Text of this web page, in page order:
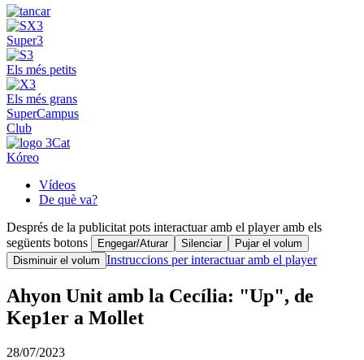
Super3
Els més petits
Els més grans
SuperCampus
Club
Kóreo
Vídeos
De què va?
Després de la publicitat pots interactuar amb el player amb els
següents botons
Engegar/Aturar Silenciar
Pujar el volum
Disminuir el volum Instruccions per interactuar amb el player
Ahyon Unit amb la Cecília: "Up", de
Kep1er a Mollet
28/07/2023